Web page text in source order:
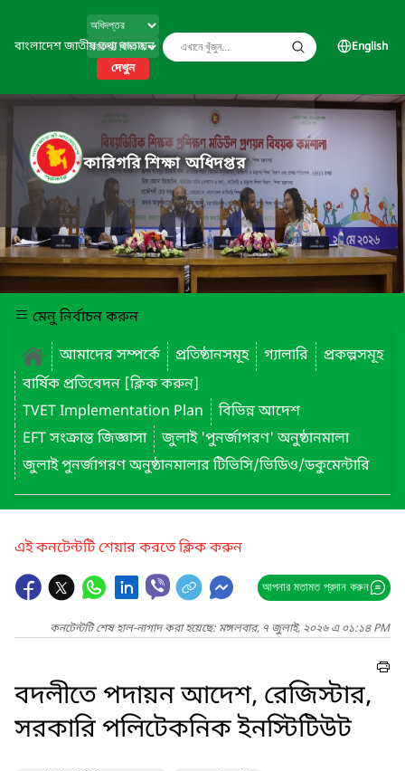
বাংলাদেশ জাতীয় তথ্য বাতায়ন
দেখুন
English
কারিগরি শিক্ষা অধিদপ্তর
মেনু নির্বাচন করুন
আমাদের সম্পর্কে
প্রতিষ্ঠানসমূহ গ্যালারি
প্রকল্পসমূহ
বার্ষিক প্রতিবেদন [ক্লিক করুন]
TVET Implementation Plan
বিভিন্ন আদেশ
EFT সংক্রান্ত জিজ্ঞাসা
জুলাই 'পুনর্জাগরণ' অনুষ্ঠানমালা
জুলাই পুনর্জাগরণ অনুষ্ঠানমালার টিভিসি/ভিডিও/ডকুমেন্টারি
এই কনটেন্টটি শেয়ার করতে ক্লিক করুন
আপনার মতামত প্রদান করুন
কনটেন্টটি শেষ হাল-নাগাদ করা হয়েছে: মঙ্গলবার, ৭ জুলাই, ২০২৬ এ ০১:১৪ PM
বদলীতে পদায়ন আদেশ, রেজিস্টার,
সরকারি পলিটেকনিক ইনস্টিটিউট